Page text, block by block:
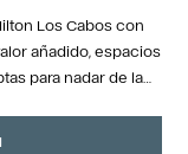
Los Cabos con
añadido, espacios
para nadar de la